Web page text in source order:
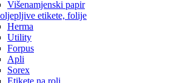
Višenamjenski papir
etikete, folije
Herma
Utility
Forpus
Apli
Sorex
Etikete na roli